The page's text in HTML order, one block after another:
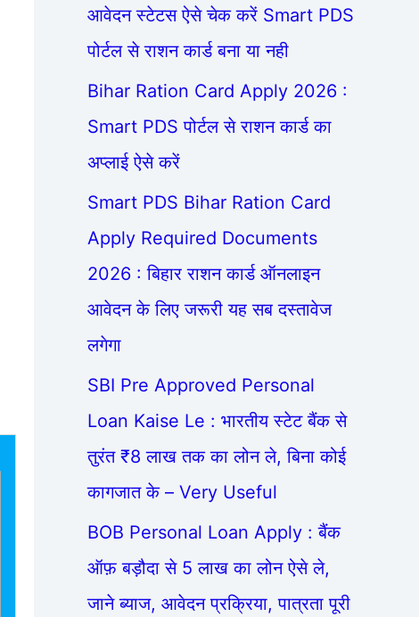
आवेदन स्टेटस ऐसे चेक करें Smart PDS
पोर्टल से राशन कार्ड बना या नही
Bihar Ration Card Apply 2026 :
Smart PDS पोर्टल से राशन कार्ड का
अप्लाई ऐसे करें
Smart PDS Bihar Ration Card
Apply Required Documents
2026 : बिहार राशन कार्ड ऑनलाइन
आवेदन के लिए जरूरी यह सब दस्तावेज
लगेगा
SBI Pre Approved Personal
Loan Kaise Le : भारतीय स्टेट बैंक से
तुरंत ₹8 लाख तक का लोन ले, बिना कोई
कागजात के – Very Useful
BOB Personal Loan Apply : बैंक
ऑफ़ बड़ौदा से 5 लाख का लोन ऐसे ले,
जाने ब्याज, आवेदन प्रक्रिया, पात्रता पूरी